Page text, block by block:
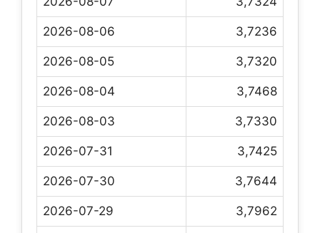
2026-08-06 3,7236
2026-08-05 3,7320
2026-08-04 3,7468
2026-08-03 3,7330
2026-07-31 3,7425
2026-07-30 3,7644
2026-07-29 3,7962